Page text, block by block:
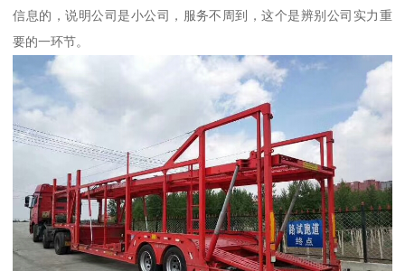
信息的，说明公司是小公司，服务不周到，这个是辨别公司实力重
要的一环节。